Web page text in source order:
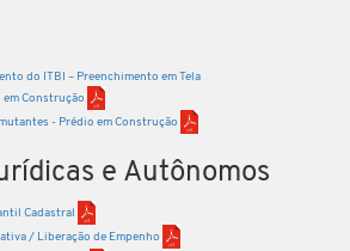
do ITBI – Preenchimento em Tela
em Construção
- Prédio em Construção
e Autônomos
Cadastral
/ Liberação de Empenho